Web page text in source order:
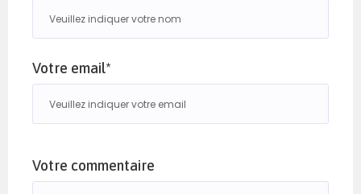
Votre email*
Votre commentaire